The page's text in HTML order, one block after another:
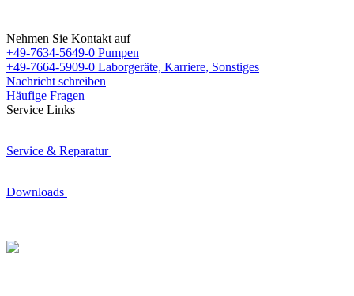
Nehmen Sie Kontakt auf
+49-7634-5649-0 Pumpen
+49-7664-5909-0 Laborgeräte, Karriere, Sonstiges
Nachricht schreiben
Häufige Fragen
Service Links
Service & Reparatur
Downloads